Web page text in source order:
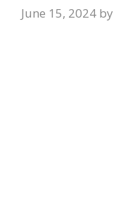
June 15, 2024 by